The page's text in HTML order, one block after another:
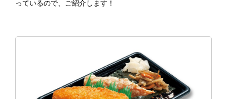
っているので、ご紹介します！